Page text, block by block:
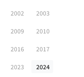
2002 2003
2009 2010
2016 2017
2023 2024